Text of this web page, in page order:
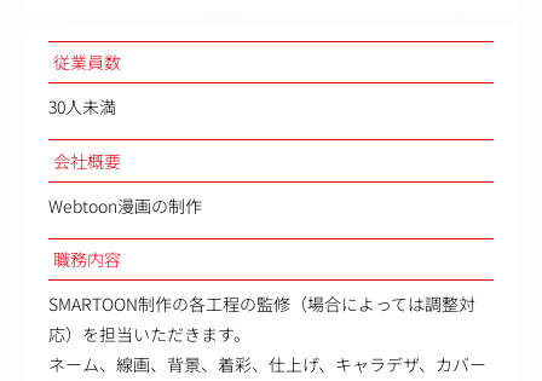
従業員数
30人未満
会社概要
Webtoon漫画の制作
職務内容
SMARTOON制作の各工程の監修（場合によっては調整対
応）を担当いただきます。
ネーム、線画、背景、着彩、仕上げ、キャラデザ、カバー